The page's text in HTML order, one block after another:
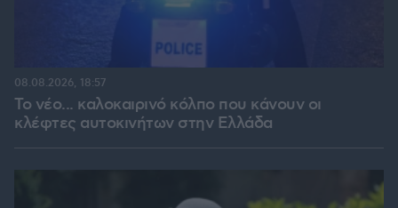
Το νέο... καλοκαιρινό κόλπο που κάνουν οι
κλέφτες αυτοκινήτων στην Ελλάδα
08.08.2026, 18:57